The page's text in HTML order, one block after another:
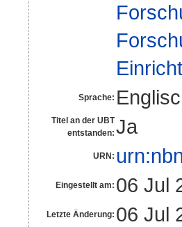
Sprache:
Titel an der UBT
entstanden: Ja
URN:
Eingestellt am: 06 Jul
Letzte Änderung: 06 Jul